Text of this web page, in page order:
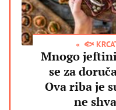
🐟
Mnogo
se za
Ova riba je
ne